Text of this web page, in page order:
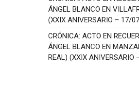
ÁNGEL BLANCO EN
(XXIX ANIVERSARIO – 17/
CRÓNICA: ACTO EN
ÁNGEL BLANCO EN
REAL) (XXIX